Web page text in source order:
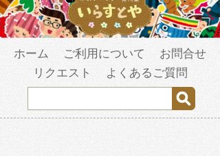
ホーム ご利用について
お問合せ
リクエスト
よくあるご質問